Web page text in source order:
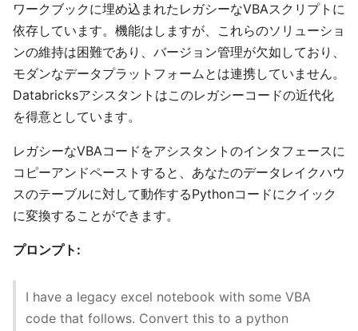
ワークブックに埋め込まれたレガシーなVBAスクリプトに
依存しています。機能はしますが、これらのソリューショ
ンの維持は困難であり、バージョン管理が欠如しており、
モダンなデータプラットフォームとは連携していません。
Databricksアシスタントはこのレガシーコードの近代化
を得意としています。
レガシーなVBAコードをアシスタントのインタフェースに
コピーアンドペーストすると、あなたのデータレイクハウ
スのテーブルに対して動作するPythonコードにクイック
に変換することができます。
プロンプト:
I have a legacy excel notebook with some VBA
code that follows. Convert this to a python